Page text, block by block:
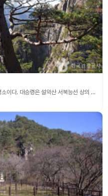
인제 대승령과 대승폭포는 설악산국립공원 내 명소이다. 대승령은 설악산 서북능선 상의 고개로, 내설악으로 들어가는 첫 고개인 대승령은 이 고개를 넘으면 백담사 또는 십이선녀탕계곡 쪽으로 내려갈 수 있으며 기암절벽과 폭포, 계곡이 어우러진 멋진 장관을 이루고 있다. 대승폭포는 대승령에서 북쪽 1㎞ 지점에 있으며, 높이 88m의 물기둥이 낙하하여 장관을 이루는 곳이다. 개성의 박연폭포, 금강산의 구룡폭포와 더불어 우리나라 3대 폭포 중 하나로 신라 경순왕의